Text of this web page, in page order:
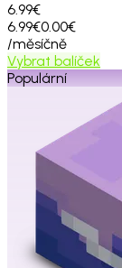
6.99€
6.99€0.00€
/měsíčně
Vybrat balíček
Populární